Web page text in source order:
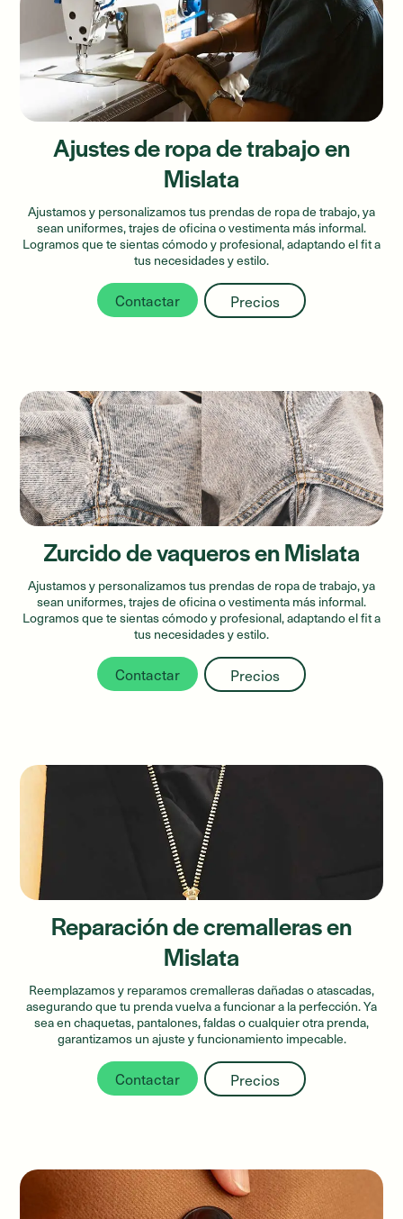
Ajustes de ropa de trabajo en
Mislata
Ajustamos y personalizamos tus prendas de ropa de trabajo, ya
sean uniformes, trajes de oficina o vestimenta más informal.
Logramos que te sientas cómodo y profesional, adaptando el fit a
tus necesidades y estilo.
Contactar Precios
Zurcido de vaqueros en Mislata
Ajustamos y personalizamos tus prendas de ropa de trabajo, ya
sean uniformes, trajes de oficina o vestimenta más informal.
Logramos que te sientas cómodo y profesional, adaptando el fit a
tus necesidades y estilo.
Contactar Precios
Reparación de cremalleras en
Mislata
Reemplazamos y reparamos cremalleras dañadas o atascadas,
asegurando que tu prenda vuelva a funcionar a la perfección. Ya
sea en chaquetas, pantalones, faldas o cualquier otra prenda,
garantizamos un ajuste y funcionamiento impecable.
Contactar Precios